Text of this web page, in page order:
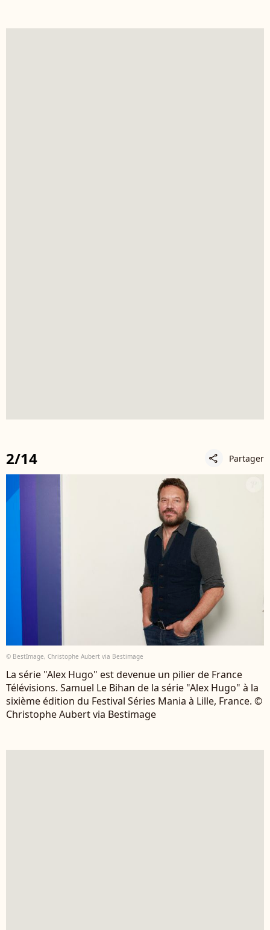
2/14 share Partager
© BestImage, Christophe Aubert via Bestimage
La série "Alex Hugo" est devenue un pilier de France
Télévisions. Samuel Le Bihan de la série "Alex Hugo" à la
sixième édition du Festival Séries Mania à Lille, France. ©
Christophe Aubert via Bestimage